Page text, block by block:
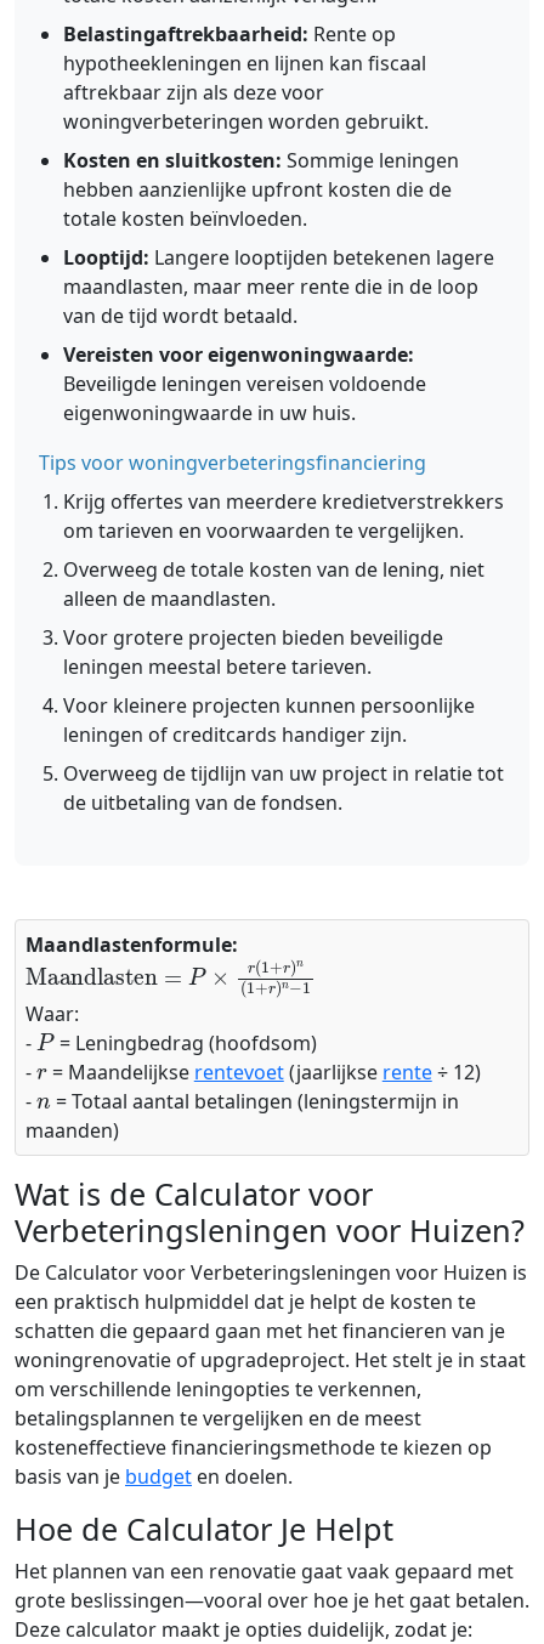
Belastingaftrekbaarheid: Rente op
hypotheekleningen en lijnen kan fiscaal
aftrekbaar zijn als deze voor
woningverbeteringen worden gebruikt.
Kosten en sluitkosten: Sommige leningen
hebben aanzienlijke upfront kosten die de
totale kosten beïnvloeden.
Looptijd: Langere looptijden betekenen lagere
maandlasten, maar meer rente die in de loop
van de tijd wordt betaald.
Vereisten voor eigenwoningwaarde:
Beveiligde leningen vereisen voldoende
eigenwoningwaarde in uw huis.
Tips voor woningverbeteringsfinanciering
Krijg offertes van meerdere kredietverstrekkers
om tarieven en voorwaarden te vergelijken.
Overweeg de totale kosten van de lening, niet
alleen de maandlasten.
Voor grotere projecten bieden beveiligde
leningen meestal betere tarieven.
Voor kleinere projecten kunnen persoonlijke
leningen of creditcards handiger zijn.
Overweeg de tijdlijn van uw project in relatie tot
de uitbetaling van de fondsen.
Maandlastenformule:
Maandlasten=P×r(1 +r)n(1
Waar:
-
P
= Leningbedrag (hoofdsom)
-
r
= Maandelijkse rentevoet(jaarlijkse rente÷ 12)
-
n
= Totaal aantal betalingen (leningstermijn in
maanden)
Wat is de Calculator voor
Verbeteringsleningen voor Huizen?
De Calculator voor Verbeteringsleningen voor Huizen is
een praktisch hulpmiddel dat je helpt de kosten te
schatten die gepaard gaan met het financieren van je
woningrenovatie of upgradeproject. Het stelt je in staat
om verschillende leningopties te verkennen,
betalingsplannen te vergelijken en de meest
kosteneffectieve financieringsmethode te kiezen op
basis van je budget en doelen.
Hoe de Calculator Je Helpt
Het plannen van een renovatie gaat vaak gepaard met
grote beslissingen—vooral over hoe je het gaat betalen.
Deze calculator maakt je opties duidelijk, zodat je: